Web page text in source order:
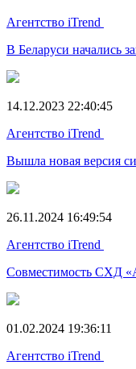
Агентство iTrend
В Беларуси начались
14.12.2023 22:40:45
Агентство iTrend
Вышла новая версия
26.11.2024 16:49:54
Агентство iTrend
Совместимость СХД
01.02.2024 19:36:11
Агентство iTrend